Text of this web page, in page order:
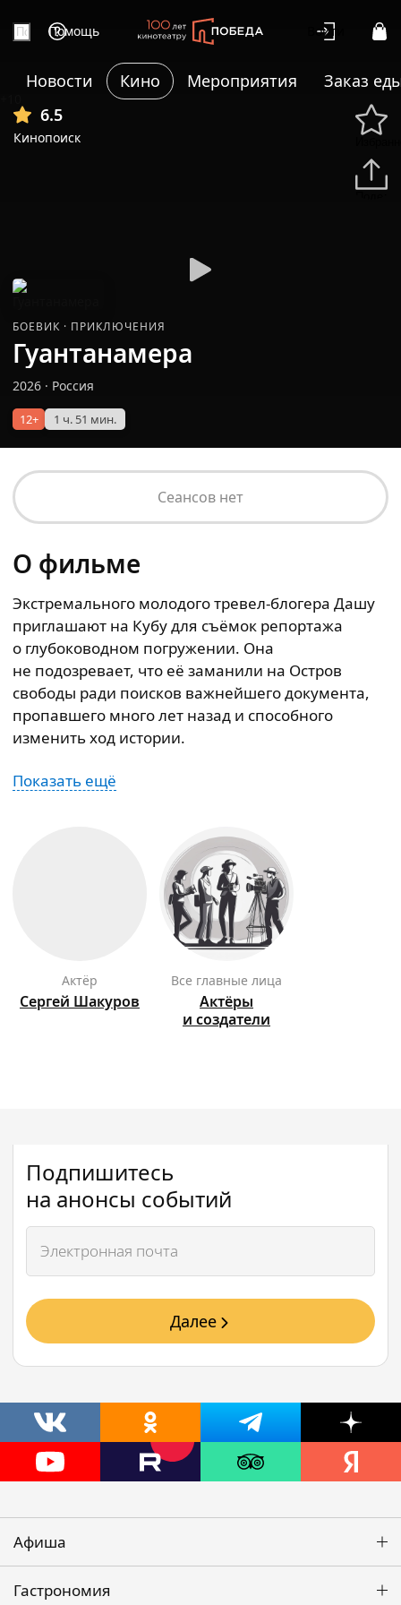
Помощь Войти
Новости Кино Мероприятия
Заказ
6.5
Кинопоиск
БОЕВИК · ПРИКЛЮЧЕНИЯ
Гуантанамера
2026 · Россия
12+ 1 ч. 51 мин.
Сеансов нет
О фильме
Экстремального молодого тревел‑блогера Дашу
приглашают на Кубу для съёмок репортажа
о глубоководном погружении. Она
не подозревает, что её заманили на Остров
свободы ради поисков важнейшего документа,
пропавшего много лет назад и способного
изменить ход истории.
Показать ещё
актёр
Сергей Шакуров
Все главные лица
Актёры
и создатели
Подпишитесь
на анонсы событий
Далее
Афиша
Гастрономия